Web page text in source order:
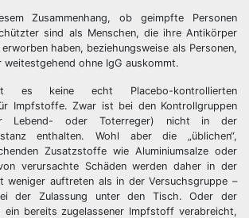
Zusammenhang, ob geimpfte Personen
sind als Menschen, die ihre Antikörper
haben, beziehungsweise als Personen,
weitestgehend ohne IgG auskommt.
es keine echt Placebo-kontrollierten
Impfstoffe. Zwar ist bei den Kontrollgruppen
Lebend- oder Toterreger) nicht in der
enthalten. Wohl aber die „üblichen“,
Zusatzstoffe wie Aluminiumsalze oder
verursachte Schäden werden daher in der
weniger auftreten als in der Versuchsgruppe –
der Zulassung unter den Tisch. Oder der
ein bereits zugelassener Impfstoff verabreicht,